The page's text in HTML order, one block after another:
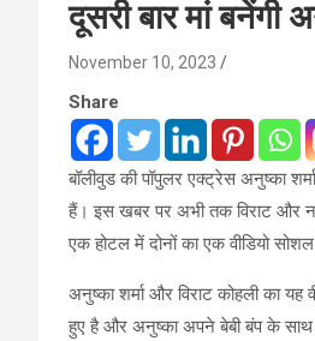
दूसरी बार मां बनेंगी
November 10, 2023
Share
बॉलीवुड की पॉपुलर एक्ट्रेस अनुष्का
हैं। इस खबर पर अभी तक विराट और न
एक होटल में दोनों का एक वीडियो
अनुष्का शर्मा और विराट कोहली का यह
हुए है और अनुष्का अपने बेबी बंप के साथ